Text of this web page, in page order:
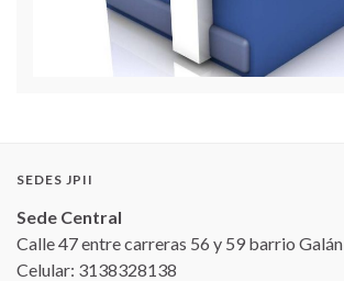
SEDES JPII
Sede Central
Calle 47 entre carreras 56 y 59 barrio Galán
Celular: 3138328138